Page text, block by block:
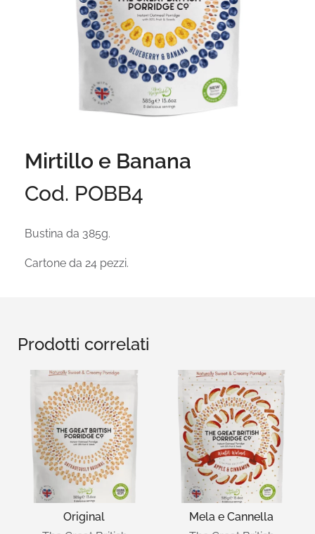
Mirtillo e Banana
Cod. POBB4
Bustina da 385g.
Cartone da 24 pezzi.
Prodotti correlati
Original
Mela e Cannella